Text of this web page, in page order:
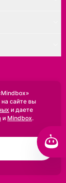
в сайте вы
и даете
и Mindbox.